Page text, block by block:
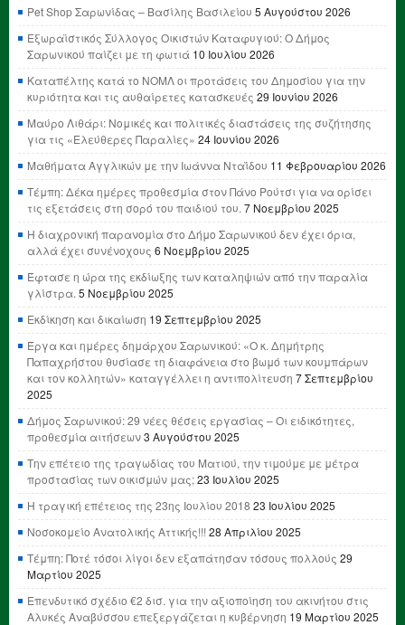
Pet Shop Σαρωνίδας – Βασίλης Βασιλείου 5 Αυγούστου 2026
Εξωραϊστικός Σύλλογος Οικιστών Καταφυγιού: Ο Δήμος
Σαρωνικού παίζει με τη φωτιά 10 Ιουλίου 2026
Καταπέλτης κατά το ΝΟΜΛ οι προτάσεις του Δημοσίου για την
κυριότητα και τις αυθαίρετες κατασκευές 29 Ιουνίου 2026
Μαύρο Λιθάρι: Νομικές και πολιτικές διαστάσεις της συζήτησης
για τις «Ελεύθερες Παραλίες» 24 Ιουνίου 2026
Μαθήματα Αγγλικών με την Ιωάννα Νταΐδου 11 Φεβρουαρίου 2026
Τέμπη: Δέκα ημέρες προθεσμία στον Πάνο Ρούτσι για να ορίσει
τις εξετάσεις στη σορό του παιδιού του. 7 Νοεμβρίου 2025
Η διαχρονική παρανομία στο Δήμο Σαρωνικού δεν έχει όρια,
αλλά έχει συνένοχους 6 Νοεμβρίου 2025
Έφτασε η ώρα της εκδίωξης των καταληψιών από την παραλία
γλίστρα. 5 Νοεμβρίου 2025
Εκδίκηση και δικαίωση 19 Σεπτεμβρίου 2025
Έργα και ημέρες δημάρχου Σαρωνικού: «Ο κ. Δημήτρης
Παπαχρήστου θυσίασε τη διαφάνεια στο βωμό των κουμπάρων
και τον κολλητών» καταγγέλλει η αντιπολίτευση 7 Σεπτεμβρίου
2025
Δήμος Σαρωνικού: 29 νέες θέσεις εργασίας – Οι ειδικότητες,
προθεσμία αιτήσεων3 Αυγούστου 2025
Την επέτειο της τραγωδίας του Ματιού, την τιμούμε με μέτρα
προστασίας των οικισμών μας;23 Ιουλίου 2025
Η τραγική επέτειος της 23ης Ιουλίου 2018 23 Ιουλίου 2025
Νοσοκομείο Ανατολικής Αττικής!!! 28 Απριλίου 2025
Τέμπη: Ποτέ τόσοι λίγοι δεν εξαπάτησαν τόσους πολλούς 29
Μαρτίου 2025
Επενδυτικό σχέδιο €2 δισ. για την αξιοποίηση του ακινήτου στις
Αλυκές Αναβύσσου επεξεργάζεται η κυβέρνηση 19 Μαρτίου 2025